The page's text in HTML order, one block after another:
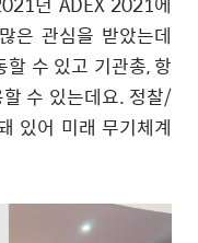
은 관심을 받았는데
할 수 있고 기관총,항
수 있는데요. 정찰/
있어 미래 무기체계